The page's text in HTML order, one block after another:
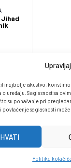
najbolje iskustvo,
o uređaju. Saglasnost sa
su ponašanje pri
povlačenje saglasnosti
Politika